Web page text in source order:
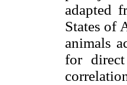
adapted
States of
animals
for